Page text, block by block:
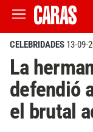
CELEBRIDADES 13-09-
La
defendió
el brutal